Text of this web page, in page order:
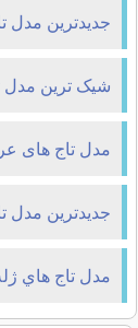
جدیدترین
شیک ترین مدل
مدل تاج های
جدیدترین
مدل تاج هاي